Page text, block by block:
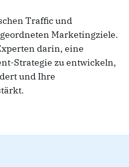
Traffic und
Marketingziele.
darin, eine
Strategie zu entwickeln,
und Ihre